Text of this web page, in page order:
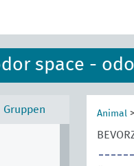
space -
Gruppen
Animal >